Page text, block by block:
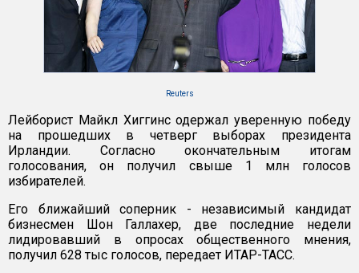
Reuters
Лейборист Майкл Хиггинс одержал уверенную победу
на прошедших в четверг выборах президента
Ирландии. Согласно окончательным итогам
голосования, он получил свыше 1 млн голосов
избирателей.
Его ближайший соперник - независимый кандидат
бизнесмен Шон Галлахер, две последние недели
лидировавший в опросах общественного мнения,
получил 628 тыс голосов, передает ИТАР-ТАСС.